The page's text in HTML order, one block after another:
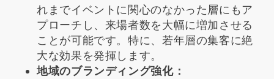
れまでイベントに関心のなかった層にもア
プローチし、来場者数を大幅に増加させる
ことが可能です。特に、若年層の集客に絶
大な効果を発揮します。
地域のブランディング強化：